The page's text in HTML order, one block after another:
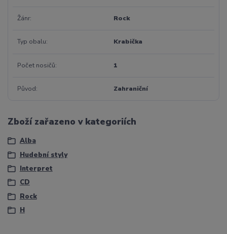
Žánr Rock
Typ obalu Krabička
Počet nosičů 1
Původ Zahraniční
Zboží zařazeno v kategoriích
Alba
Hudební styly
Interpret
CD
Rock
H